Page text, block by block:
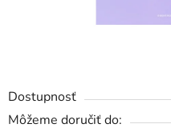
Dostupnosť
Môžeme doručiť do: